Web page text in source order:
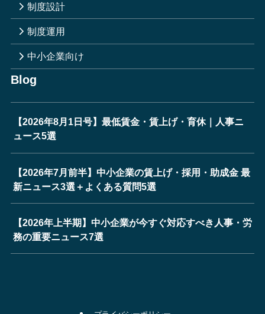
制度設計
制度運用
中小企業向け
Blog
【2026年8月1日号】最低賃金・賃上げ・育休｜人事ニ
ュース5選
【2026年7月前半】中小企業の賃上げ・採用・助成金 最
新ニュース3選＋よくある質問5選
【2026年上半期】中小企業が今すぐ対応すべき人事・労
務の重要ニュース7選